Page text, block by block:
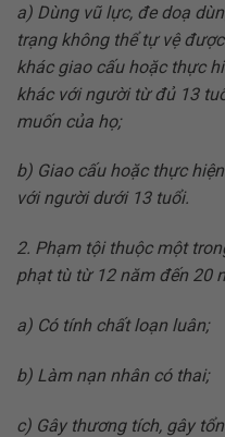
a) Dùng vũ lực, đe doạ
trạng không thể tự vệ
khác giao cấu hoặc thực
khác với người từ đủ 13
muốn của họ;
b) Giao cấu hoặc thực
với người dưới 13 tuổi.
2. Phạm tội thuộc một
phạt tù từ 12 năm đến 20
a) Có tính chất loạn luân;
b) Làm nạn nhân có thai;
c) Gây thương tích, gây